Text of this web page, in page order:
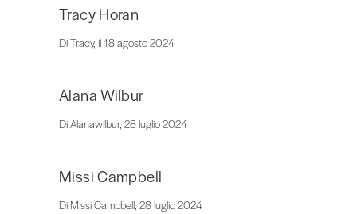
Tracy Horan
Di Tracy, il 18 agosto 2024
Alana Wilbur
Di Alanawilbur, 28 luglio 2024
Missi Campbell
Di Missi Campbell, 28 luglio 2024